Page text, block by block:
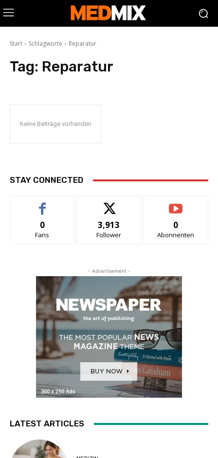
Start Schlagworte Reparatur
Tag: Reparatur
Keine Beiträge vorhanden
STAY CONNECTED
0
Fans
3,913
Follower
0
Abonnenten
- Advertisement -
LATEST ARTICLES